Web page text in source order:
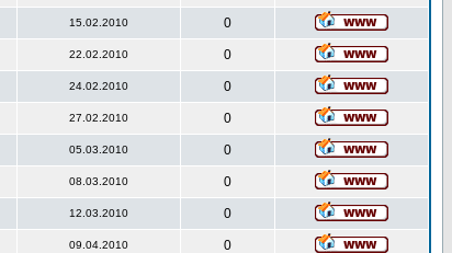
15.02.2010 0
22.02.2010 0
24.02.2010 0
27.02.2010 0
05.03.2010 0
08.03.2010 0
12.03.2010 0
09.04.2010 0